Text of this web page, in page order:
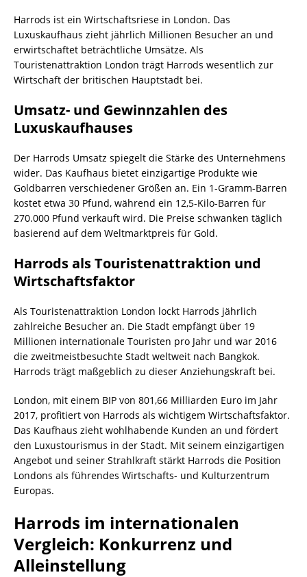
Harrods ist ein Wirtschaftsriese in London. Das
Luxuskaufhaus zieht jährlich Millionen Besucher an und
erwirtschaftet beträchtliche Umsätze. Als
Touristenattraktion London trägt Harrods wesentlich zur
Wirtschaft der britischen Hauptstadt bei.
Umsatz- und Gewinnzahlen des
Luxuskaufhauses
Der Harrods Umsatz spiegelt die Stärke des Unternehmens
wider. Das Kaufhaus bietet einzigartige Produkte wie
Goldbarren verschiedener Größen an. Ein 1-Gramm-Barren
kostet etwa 30 Pfund, während ein 12,5-Kilo-Barren für
270.000 Pfund verkauft wird. Die Preise schwanken täglich
basierend auf dem Weltmarktpreis für Gold.
Harrods als Touristenattraktion und
Wirtschaftsfaktor
Als Touristenattraktion London lockt Harrods jährlich
zahlreiche Besucher an. Die Stadt empfängt über 19
Millionen internationale Touristen pro Jahr und war 2016
die zweitmeistbesuchte Stadt weltweit nach Bangkok.
Harrods trägt maßgeblich zu dieser Anziehungskraft bei.
London, mit einem BIP von 801,66 Milliarden Euro im Jahr
2017, profitiert von Harrods als wichtigem Wirtschaftsfaktor.
Das Kaufhaus zieht wohlhabende Kunden an und fördert
den Luxustourismus in der Stadt. Mit seinem einzigartigen
Angebot und seiner Strahlkraft stärkt Harrods die Position
Londons als führendes Wirtschafts- und Kulturzentrum
Europas.
Harrods im internationalen
Vergleich: Konkurrenz und
Alleinstellung